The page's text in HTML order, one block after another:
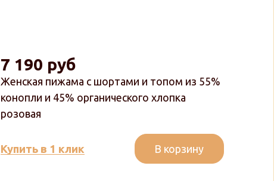
Женская пижама с шортами и топом из 55%
конопли и 45% органического хлопка
розовая
7 190 руб
Купить в 1 клик В корзину